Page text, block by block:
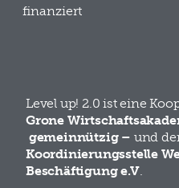
finanziert
Level up! 2.0 ist eine
Grone
gemeinnützig – und
Koordinierungsstelle
Beschäftigung e.V.